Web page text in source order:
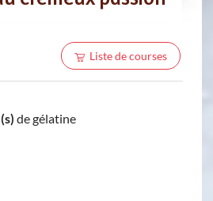
Liste de courses
de gélatine